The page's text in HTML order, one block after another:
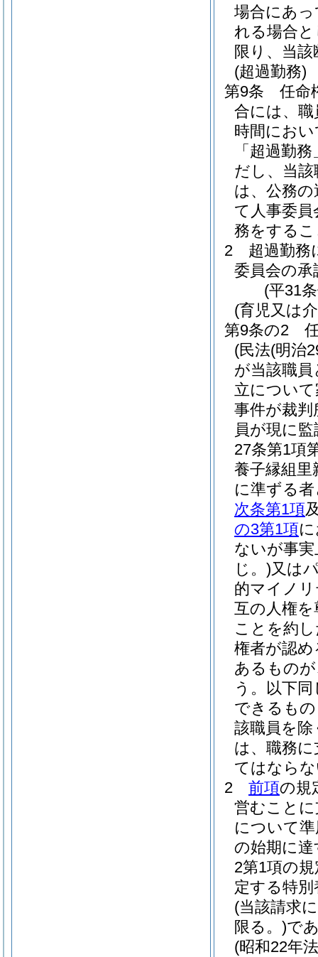
場合にあ
れる場合
限り、当
(超過勤務)
第9条
任命
合には、
時間にお
「超過勤
だし、当
は、公務
て人事委
務をする
2
超過勤務
委員会の
(平31
(育児又は
第9条の2
(民法(明治
が当該職
立につい
事件が裁
員が現に
27条第1項
養子縁組
に準ずる
次条第1項
の3第1項
ないが事
じ。)又は
的マイノ
互の人権
ことを約
権者が認
あるもの
う。以下同
できるも
該職員を除
は、職務
てはなら
2
前項の規
営むこと
について
の始期に
2第1項の
定する特
(当該請求
限る。)で
(昭和22年